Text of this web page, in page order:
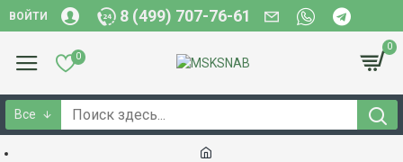
ВОЙТИ 8 (499) 707-76-61
0
0
Все